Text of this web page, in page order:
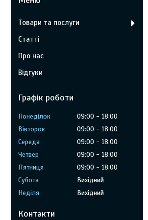
Товари та послуги
Статті
Про нас
Відгуки
Графік роботи
Понеділок 09:00
18:00
Вівторок
09:00
18:00
Середа
09:00
18:00
Четвер
09:00
18:00
Пʼятниця
09:00
18:00
Субота
Вихідний
Неділя
Вихідний
Контакти